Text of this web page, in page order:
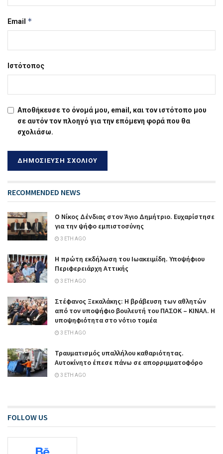
Email *
Ιστότοπος
Αποθήκευσε το όνομά μου, email, και τον ιστότοπο μου
σε αυτόν τον πλοηγό για την επόμενη φορά που θα
σχολιάσω.
RECOMMENDED NEWS
Ο Νίκος Δένδιας στον Άγιο Δημήτριο. Ευχαρίστησε
για την ψήφο εμπιστοσύνης
3 ΈΤΗ AGO
Η πρώτη εκδήλωση του Ιωακειμίδη. Υποψήφιου
Περιφερειάρχη Αττικής
3 ΈΤΗ AGO
Στέφανος Ξεκαλάκης: Η βράβευση των αθλητών
από τον υποψήφιο βουλευτή του ΠΑΣΟΚ – ΚΙΝΑΛ. Η
υποψηφιότητα στο νότιο τομέα
3 ΈΤΗ AGO
Τραυματισμός υπαλλήλου καθαριότητας.
Αυτοκίνητο έπεσε πάνω σε απορριμματοφόρο
3 ΈΤΗ AGO
FOLLOW US